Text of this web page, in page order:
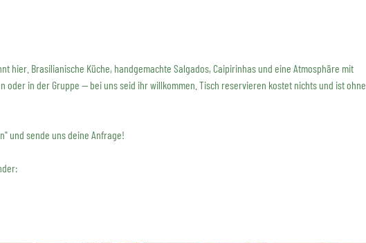
hier. Brasilianische Küche, handgemachte Salgados, Caipirinhas und eine Atmosphäre mit
oder in der Gruppe — bei uns seid ihr willkommen. Tisch reservieren kostet nichts und ist ohne
und sende uns deine Anfrage!